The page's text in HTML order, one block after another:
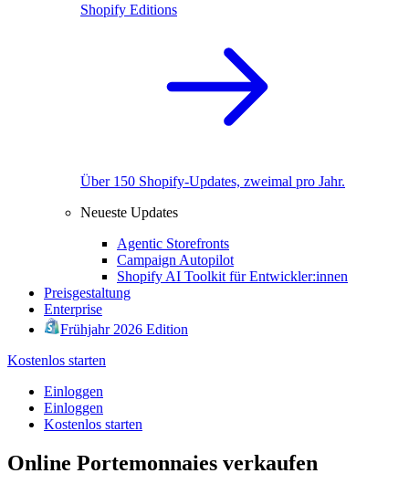
Shopify Editions
Über 150 Shopify-Updates, zweimal pro Jahr.
Neueste Updates
Agentic Storefronts
Campaign Autopilot
Shopify AI Toolkit für Entwickler:innen
Preisgestaltung
Enterprise
Frühjahr 2026 Edition
Kostenlos starten
Einloggen
Einloggen
Kostenlos starten
Online Portemonnaies verkaufen